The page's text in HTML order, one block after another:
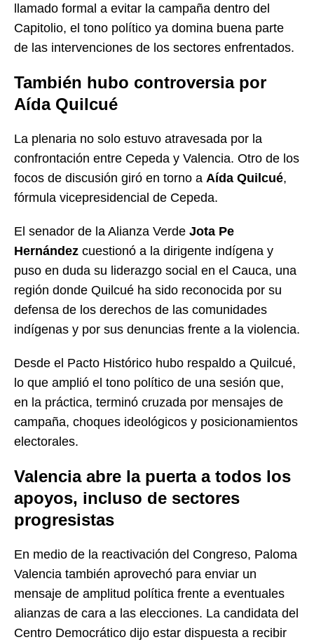
llamado formal a evitar la campaña dentro del
Capitolio, el tono político ya domina buena parte
de las intervenciones de los sectores enfrentados.
También hubo controversia por
Aída Quilcué
La plenaria no solo estuvo atravesada por la
confrontación entre Cepeda y Valencia. Otro de los
focos de discusión giró en torno a Aída Quilcué,
fórmula vicepresidencial de Cepeda.
El senador de la Alianza Verde Jota Pe
Hernández cuestionó a la dirigente indígena y
puso en duda su liderazgo social en el Cauca, una
región donde Quilcué ha sido reconocida por su
defensa de los derechos de las comunidades
indígenas y por sus denuncias frente a la violencia.
Desde el Pacto Histórico hubo respaldo a Quilcué,
lo que amplió el tono político de una sesión que,
en la práctica, terminó cruzada por mensajes de
campaña, choques ideológicos y posicionamientos
electorales.
Valencia abre la puerta a todos los
apoyos, incluso de sectores
progresistas
En medio de la reactivación del Congreso, Paloma
Valencia también aprovechó para enviar un
mensaje de amplitud política frente a eventuales
alianzas de cara a las elecciones. La candidata del
Centro Democrático dijo estar dispuesta a recibir